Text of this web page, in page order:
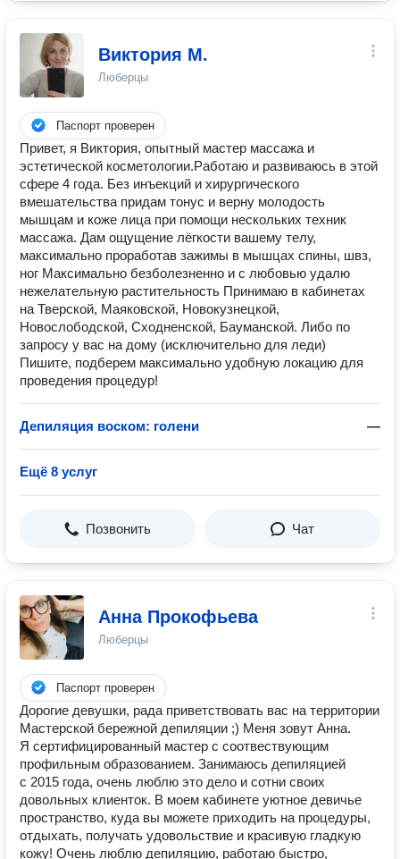
Виктория М.
Люберцы
Паспорт проверен
Привет, я Виктория, опытный мастер массажа и
эстетической косметологии.Работаю и развиваюсь в этой
сфере 4 года. Без инъекций и хирургического
вмешательства придам тонус и верну молодость
мышцам и коже лица при помощи нескольких техник
массажа. Дам ощущение лёгкости вашему телу,
максимально проработав зажимы в мышцах спины, швз,
ног Максимально безболезненно и с любовью удалю
нежелательную растительность Принимаю в кабинетах
на Тверской, Маяковской, Новокузнецкой,
Новослободской, Сходненской, Бауманской. Либо по
запросу у вас на дому (исключительно для леди)
Пишите, подберем максимально удобную локацию для
проведения процедур!
Депиляция воском: голени —
Ещё 8 услуг
Позвонить Чат
Анна Прокофьева
Люберцы
Паспорт проверен
Дорогие девушки, рада приветствовать вас на территории
Мастерской бережной депиляции ;) Меня зовут Анна.
Я сертифицированный мастер с соотвествующим
профильным образованием. Занимаюсь депиляцией
с 2015 года, очень люблю это дело и сотни своих
довольных клиенток. В моем кабинете уютное девичье
пространство, куда вы можете приходить на процедуры,
отдыхать, получать удовольствие и красивую гладкую
кожу! Очень люблю депиляцию, работаю быстро,